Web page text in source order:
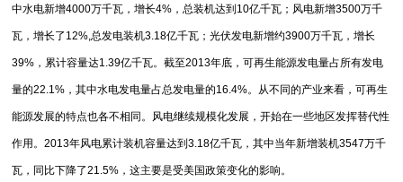
中水电新增4000万千瓦，增长4%，总装机达到10亿千瓦；风电新增3500万千
瓦，增长了12%,总发电装机3.18亿千瓦；光伏发电新增约3900万千瓦，增长
39%，累计容量达1.39亿千瓦。截至2013年底，可再生能源发电量占所有发电
量的22.1%，其中水电发电量占总发电量的16.4%。从不同的产业来看，可再生
能源发展的特点也各不相同。风电继续规模化发展，开始在一些地区发挥替代性
作用。2013年风电累计装机容量达到3.18亿千瓦，其中当年新增装机3547万千
瓦，同比下降了21.5%，这主要是受美国政策变化的影响。